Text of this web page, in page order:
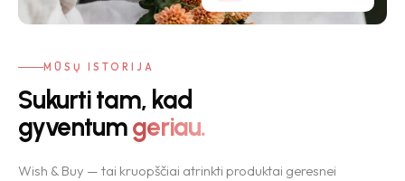
MŪSŲ ISTORIJA
Sukurti tam, kad
gyventumgeriau.
Wish & Buy — tai kruopščiai atrinkti produktai geresnei